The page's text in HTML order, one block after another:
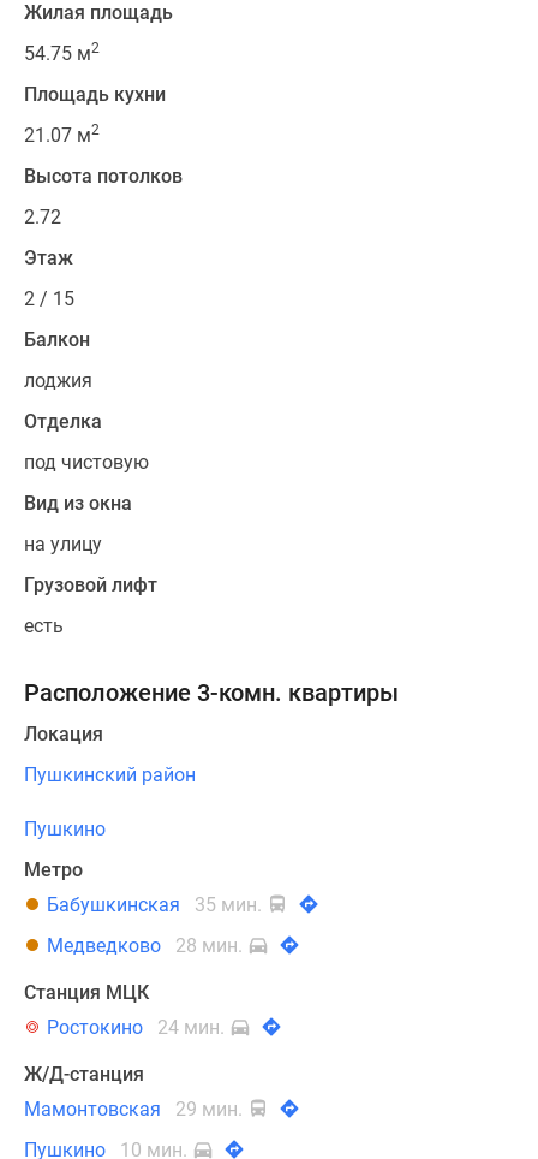
Жилая площадь
54.75 м2
Площадь кухни
21.07 м2
Высота потолков
2.72
Этаж
2 / 15
Балкон
лоджия
Отделка
под чистовую
Вид из окна
на улицу
Грузовой лифт
есть
Расположение 3-комн. квартиры
Локация
Пушкинский район
Пушкино
Метро
Бабушкинская
35 мин.
Медведково
28 мин.
Станция МЦК
Ростокино
24 мин.
Ж/Д-станция
Мамонтовская
29 мин.
Пушкино
10 мин.